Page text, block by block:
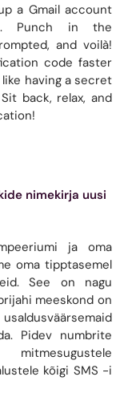
a Gmail account
Punch in the
and voilà!
code faster
having a secret
back, relax, and
nimekirja uusi
ja oma
oma tipptasemel
See on nagu
meeskond on
Pidev numbrite
kõigi SMS -i